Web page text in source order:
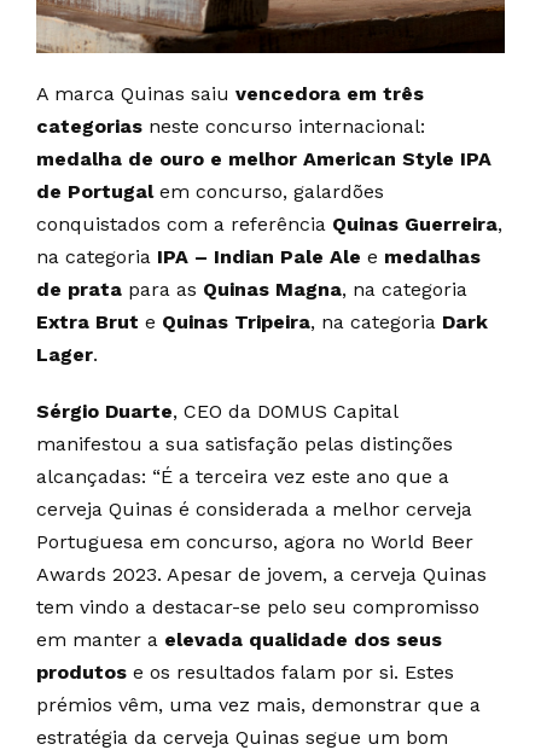
A marca Quinas saiu vencedora em três
categorias neste concurso internacional:
medalha de ouro e melhor American Style IPA
de Portugalem concurso, galardões
conquistados com a referência Quinas Guerreira,
na categoria IPA – Indian Pale Ale e medalhas
de prata para as Quinas Magna, na categoria
Extra Brut e Quinas Tripeira, na categoria Dark
Lager.
Sérgio Duarte, CEO da DOMUS Capital
manifestou a sua satisfação pelas distinções
alcançadas: “É a terceira vez este ano que a
cerveja Quinas é considerada a melhor cerveja
Portuguesa em concurso, agora no World Beer
Awards 2023. Apesar de jovem, a cerveja Quinas
tem vindo a destacar-se pelo seu compromisso
em manter a elevada qualidade dos seus
produtos e os resultados falam por si. Estes
prémios vêm, uma vez mais, demonstrar que a
estratégia da cerveja Quinas segue um bom